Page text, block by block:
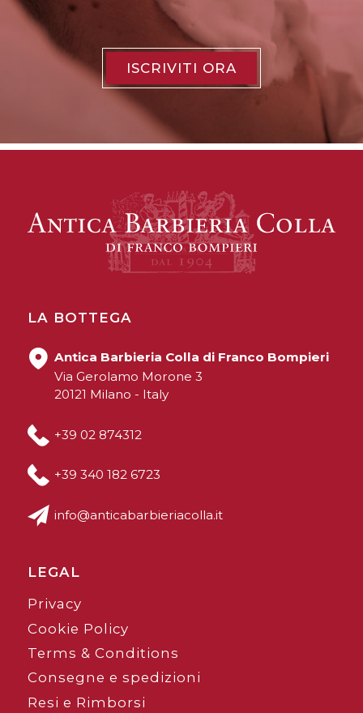
ISCRIVITI ORA
LA BOTTEGA
Antica Barbieria Colla di Franco Bompieri
Via Gerolamo Morone 3
20121 Milano - Italy
+39 02 874312
+39 340 182 6723
info@anticabarbieriacolla.it
LEGAL
Privacy
Cookie Policy
Terms & Conditions
Consegne e spedizioni
Resi e Rimborsi